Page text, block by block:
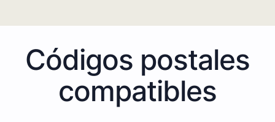
Códigos postales
compatibles